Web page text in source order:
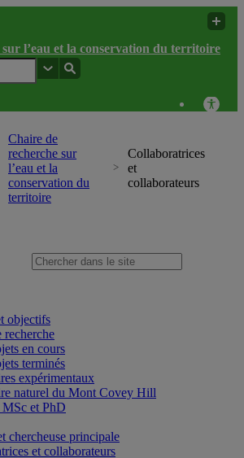
l’eau et la conservation du territoire
Chaire de
recherche sur
l’eau et la
conservation du
territoire
Collaboratrices
et
collaborateurs
objectifs
recherche
en cours
terminés
expérimentaux
naturel du Mont Covey Hill
et PhD
chercheuse principale
et collaborateurs